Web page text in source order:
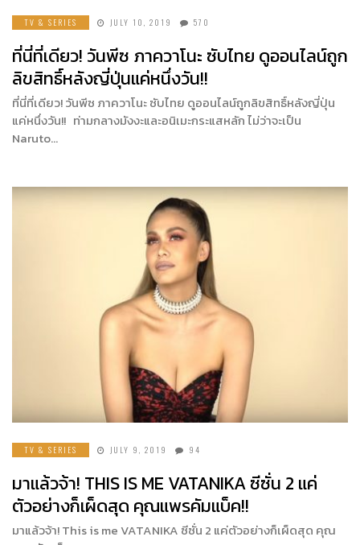
TV & SERIES JULY 10, 2019 570
ที่นี่ที่เดียว! วันพีซ ภาควาโนะ ซับไทย ดูออนไลน์ถูก
ลิขสิทธิ์หลังญี่ปุ่นแค่หนึ่งวัน!!
ที่นี่ที่เดียว! วันพีซ ภาควาโนะ ซับไทย ดูออนไลน์ถูกลิขสิทธิ์หลังญี่ปุ่น
แค่หนึ่งวัน!! ท่ามกลางมังงะและอนิเมะกระแสหลัก ไม่ว่าจะเป็น
Naruto…
TV & SERIES JULY 9, 2019 94
มาแล้วจ้า! THIS IS ME VATANIKA ซีซั่น 2 แค่
ตัวอย่างก็เผ็ดสุด คุณแพรคัมแบ็ค!!
มาแล้วจ้า! This is me VATANIKA ซีซั่น 2 แค่ตัวอย่างก็เผ็ดสุด คุณ